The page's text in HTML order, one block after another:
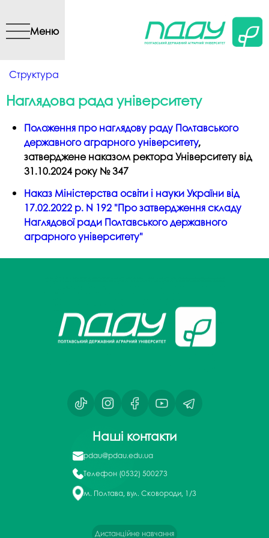
вмісту
Меню
Ви є тут
Структура
Наглядова рада університету
Положення про наглядову раду Полтавського
державного аграрного університету,
затверджене наказом ректора Університету від
31.10.2024 року № 347
Наказ Міністерства освіти і науки України від
17.02.2022 р. N 192 "Про затвердження складу
Наглядової ради Полтавського державного
аграрного університету"
Наші контакти
pdau@pdau.edu.ua
Телефон (0532) 500273
м. Полтава, вул. Сковороди, 1/3
Дистанційне навчання